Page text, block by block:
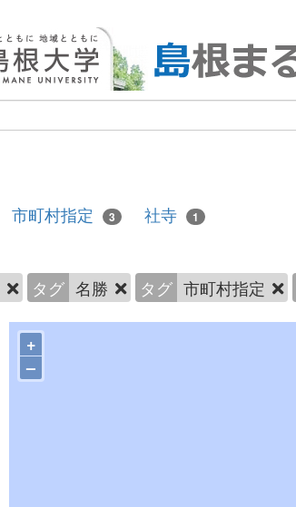
市町村指定 3 社寺 1
タグ 名勝 タグ 市町村指定
+
–